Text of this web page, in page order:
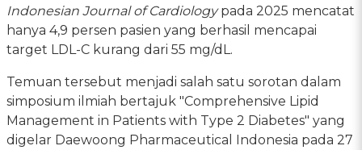
Indonesian Journal of Cardiologypada 2025 mencatat
hanya 4,9 persen pasien yang berhasil mencapai
target LDL-C kurang dari 55 mg/dL.
Temuan tersebut menjadi salah satu sorotan dalam
simposium ilmiah bertajuk "Comprehensive Lipid
Management in Patients with Type 2 Diabetes" yang
digelar Daewoong Pharmaceutical Indonesia pada 27